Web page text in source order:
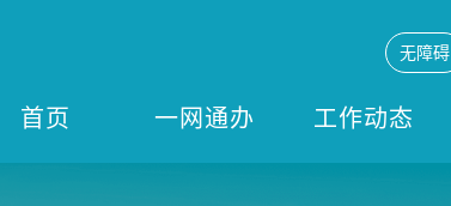
无障碍
首页 一网通办 工作动态